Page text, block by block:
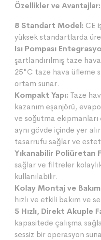
Özellikler ve Avantajlar:
8 Standart Model: CE
yüksek standartlarda
Isı Pompası
şartlandırılmış taze
25°C taze hava üfleme
ortam sunar.
Kompakt Yapı: Taze
kazanım eşanjörü,
ve soğutma
aynı gövde içinde yer
tasarrufu sağlar ve
Yıkanabilir Poliüretan
sağlar ve filtreler
kullanılabilir.
Kolay Montaj ve
hızlı ve etkili bakım ve
5 Hızlı, Direkt Akuple
kapasitede çalışma
sessiz bir operasyon